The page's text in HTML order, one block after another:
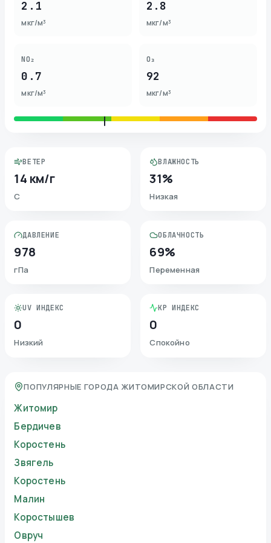
2.1
мкг/м³
2.8
мкг/м³
NO₂
0.7
мкг/м³
O₃
92
мкг/м³
ВЕТЕР
14 км/г
С
ВЛАЖНОСТЬ
31%
Низкая
ДАВЛЕНИЕ
978
гПа
ОБЛАЧНОСТЬ
69%
Переменная
UV ИНДЕКС
0
Низкий
KP ИНДЕКС
0
Спокойно
ПОПУЛЯРНЫЕ ГОРОДА ЖИТОМИРСКОЙ ОБЛАСТИ
Житомир
Бердичев
Коростень
Звягель
Коростень
Малин
Коростышев
Овруч